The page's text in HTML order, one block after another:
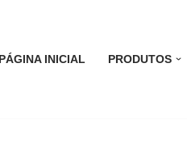
PÁGINA INICIAL PRODUTOS